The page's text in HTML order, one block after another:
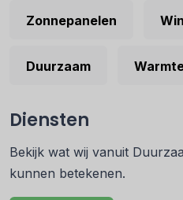
Zonnepanelen
Duurzaam
Diensten
Bekijk wat wij vanuit
kunnen betekenen.